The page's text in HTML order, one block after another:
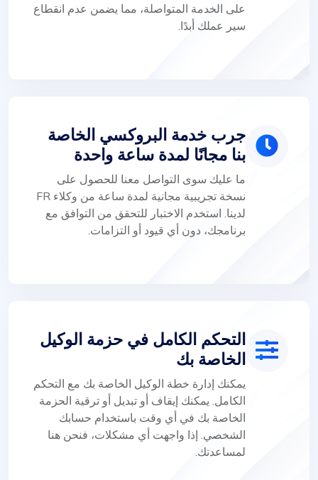
على الخدمة المتواصلة، مما يضمن عدم انقطاع
سير عملك أبدًا.
جرب خدمة البروكسي الخاصة
بنا مجانًا لمدة ساعة واحدة
ما عليك سوى التواصل معنا للحصول على
نسخة تجريبية مجانية لمدة ساعة من وكلاء FR
لدينا. استخدم الاختبار للتحقق من التوافق مع
برنامجك، دون أي قيود أو التزامات.
التحكم الكامل في حزمة الوكيل
الخاصة بك
يمكنك إدارة خطة الوكيل الخاصة بك مع التحكم
الكامل. يمكنك إيقاف أو تبديل أو ترقية الحزمة
الخاصة بك في أي وقت باستخدام حسابك
الشخصي. إذا واجهت أي مشكلات، فنحن هنا
لمساعدتك.